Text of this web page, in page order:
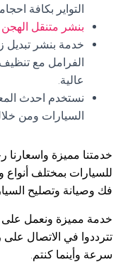
التواير بكافة
بنشر متنقل الهجن
خدمة بنشر تبديل
الفرامل مع
عالية.
نستخدم احدث
السيارات ومن خلال
خدمتنا مميزة واسعارنا
للسيارات بمختلف
فك وصيانة وتصليح
خدمة مميزة ونعمل على
تترددوا في الاتصال
سرعة وأينما كنتم.